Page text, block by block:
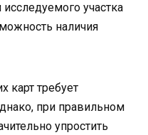
участка
наличия
карт требует
при правильном
упростить